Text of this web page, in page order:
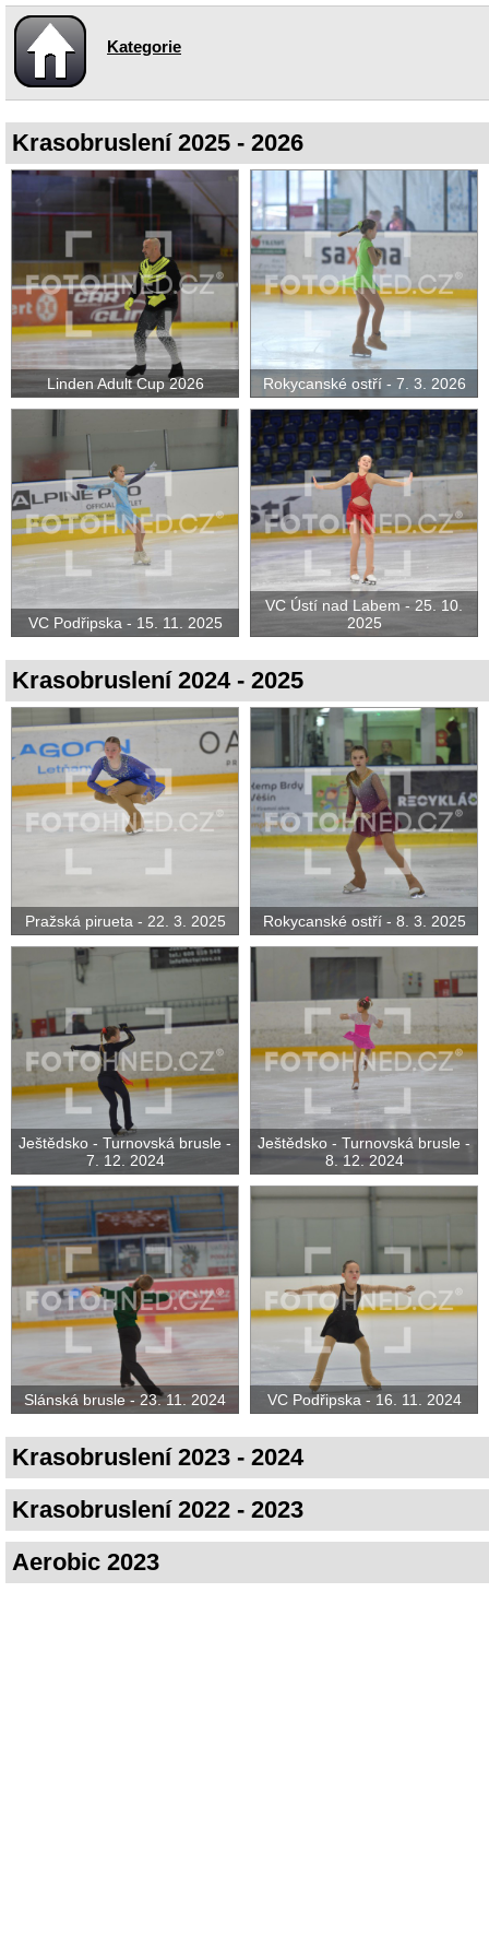
Kategorie
Krasobruslení 2025 - 2026
Linden Adult Cup 2026 Rokycanské ostří - 7. 3. 2026
VC Podřipska - 15. 11. 2025
VC Ústí nad Labem - 25. 10.
2025
Krasobruslení 2024 - 2025
Pražská pirueta - 22. 3. 2025 Rokycanské ostří - 8. 3. 2025
Ještědsko - Turnovská brusle -
7. 12. 2024
Ještědsko - Turnovská brusle -
8. 12. 2024
Slánská brusle - 23. 11. 2024 VC Podřipska - 16. 11. 2024
Krasobruslení 2023 - 2024
Krasobruslení 2022 - 2023
Aerobic 2023